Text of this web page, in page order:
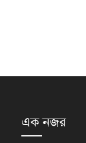
এক নজর